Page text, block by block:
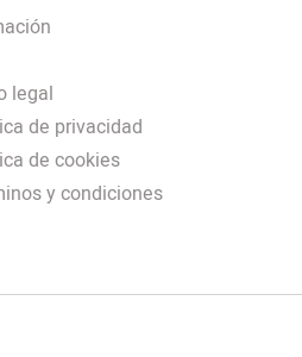
legal
de privacidad
de cookies
y condiciones